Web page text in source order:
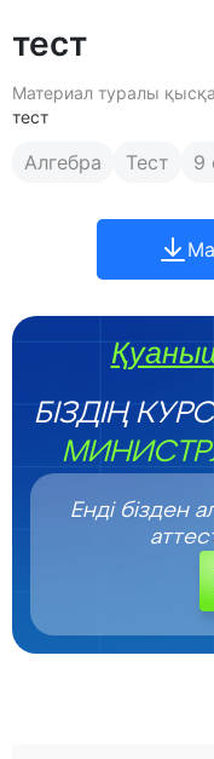
тест
Материал туралы
тест
Алгебра Тест 9
БІЗДІҢ
Енді бізден